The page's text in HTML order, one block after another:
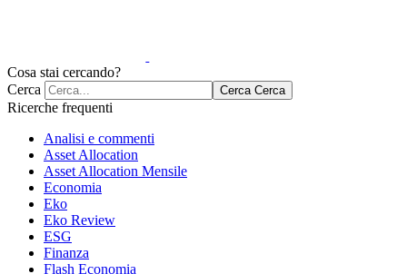
Cosa stai cercando?
Cerca
Cerca Cerca
Ricerche frequenti
Analisi e commenti
Asset Allocation
Asset Allocation Mensile
Economia
Eko
Eko Review
ESG
Finanza
Flash Economia